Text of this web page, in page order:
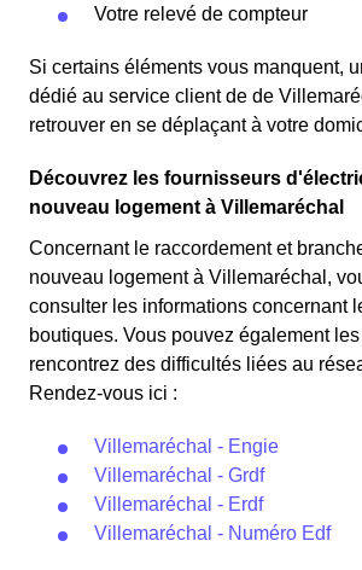
Votre relevé de compteur
Si certains éléments vous manquent,
dédié au service client de de
retrouver en se déplaçant à votre
Découvrez les fournisseurs
nouveau logement à Villemaréchal
Concernant le raccordement et
nouveau logement à Villemaréchal,
consulter les informations concernant
boutiques. Vous pouvez également
rencontrez des difficultés liées au
Rendez-vous ici :
Villemaréchal - Engie
Villemaréchal - Grdf
Villemaréchal - Erdf
Villemaréchal - Numéro Edf